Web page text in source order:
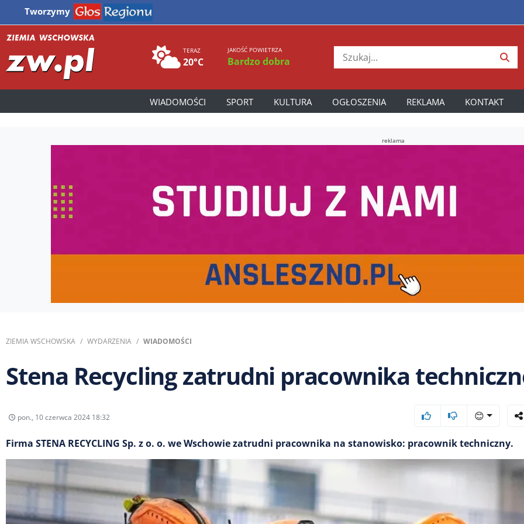
Tworzymy
TERAZ
20°C
JAKOŚĆ POWIETRZA
Bardzo dobra
WIADOMOŚCI SPORT KULTURA OGŁOSZENIA REKLAMA KONTAKT
reklama
ZIEMIA WSCHOWSKA WYDARZENIA WIADOMOŚCI
Stena Recycling zatrudni pracownika
pon., 10 czerwca 2024 18:32 😊
Firma STENA RECYCLING Sp. z o. o. we Wschowie zatrudni pracownika na stanowisko: pracownik techniczny.